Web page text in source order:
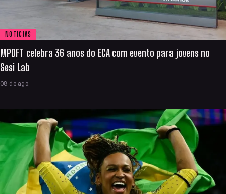
NOTÍCIAS
MPDFT celebra 36 anos do ECA com evento para jovens no
Sesi Lab
08 de ago.